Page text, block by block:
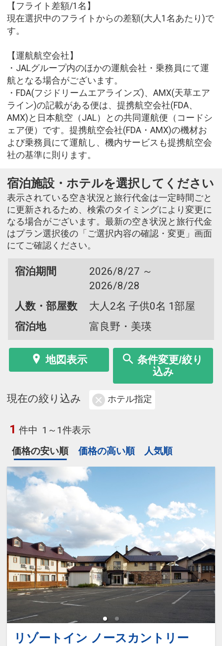
【フライト差額/1名】
現在選択中のフライトからの差額(大人1名あたり)で
す。
【運航航空会社】
・JALグループ内のほかの運航会社・乗務員にて運
航となる場合がございます。
・FDA(フジドリームエアラインズ)、AMX(天草エア
ライン)の記載がある便は、提携航空会社(FDA、
AMX)と日本航空（JAL）との共同運航便（コードシ
ェア便）です。提携航空会社(FDA・AMX)の機材お
よび乗務員にて運航し、機内サービスも提携航空会
社の基準に則ります。
宿泊施設・ホテルを選択してください
表示されている空き状況と旅行代金は一定時間ごと
に更新されるため、検索のタイミングにより変更に
なる場合がございます。最新の空き状況と旅行代金
はプラン選択後の「ご選択内容の確認・変更」画面
にてご確認ください。
宿泊期間
2026/8/27 ～
2026/8/28
人数・部屋数
大人2名 子供0名 1部屋
宿泊地
富良野・美瑛
地図表示
条件変更/絞り
込み
現在の絞り込み ホテル指定
1 件中 1～1件表示
価格の安い順
価格の高い順 人気順
リゾートイン ノースカントリー